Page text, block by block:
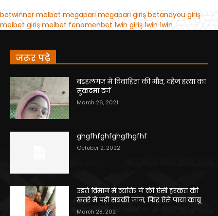
जरूर पढ़े
बड़हलगंज में विवाहिता की मौत, दहेज हत्या का
मुकदमा दर्ज
March 26, 2021
ghgfhfghfghgfhgfhf
October 2, 2022
उड़ते विमान में व्यक्ति ने की ऐसी हरकत की
खतरे में पड़ी सबकी जान, फिर ऐसे पाया काबू
March 28, 2021